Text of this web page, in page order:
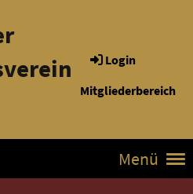
Login
Mitgliederbereich
Menü